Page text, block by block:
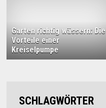
Garten richtig wässern: Die
Vorteile einer
Kreiselpumpe
SCHLAGWÖRTER